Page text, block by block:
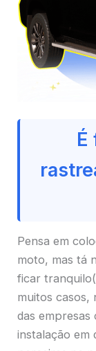
É
Pensa em
moto, mas tá
ficar
muitos casos,
das
instalação em